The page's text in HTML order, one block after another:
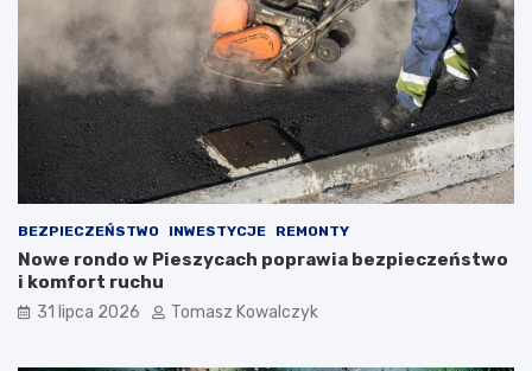
BEZPIECZEŃSTWO INWESTYCJE REMONTY
Nowe rondo w Pieszycach poprawia bezpieczeństwo
i komfort ruchu
31 lipca 2026 Tomasz Kowalczyk